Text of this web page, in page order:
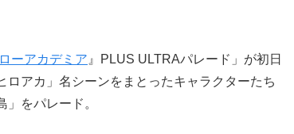
ーアカデミア 』PLUS ULTRAパレード」が初日
アカ」名シーンをまとったキャラクターたち
をパレード。